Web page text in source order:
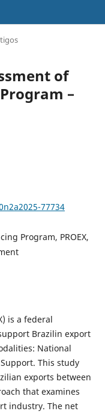
of
–
77734
Program, PROEX,
is a federal
Brazilin export
National
This study
exports between
that examines
industry. The net